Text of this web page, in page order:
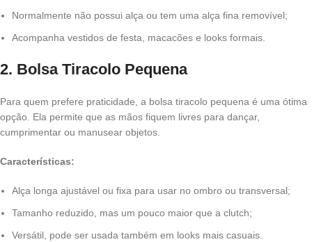
Normalmente não possui alça ou tem uma alça fina removível;
Acompanha vestidos de festa, macacões e looks formais.
2. Bolsa Tiracolo Pequena
Para quem prefere praticidade, a bolsa tiracolo pequena é uma ótima
opção. Ela permite que as mãos fiquem livres para dançar,
cumprimentar ou manusear objetos.
Características:
Alça longa ajustável ou fixa para usar no ombro ou transversal;
Tamanho reduzido, mas um pouco maior que a clutch;
Versátil, pode ser usada também em looks mais casuais.